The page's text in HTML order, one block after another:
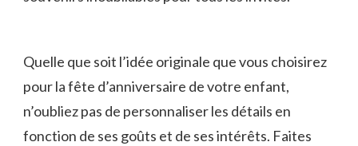
Quelle‍ que soit l’idée ⁣originale que vous choisirez
pour la fête ⁤d’anniversaire de ‌votre enfant,
n’oubliez pas de personnaliser les⁤ détails en
‌fonction de ⁤ses ‌goûts⁢ et ‌de ⁣ses intérêts. Faites